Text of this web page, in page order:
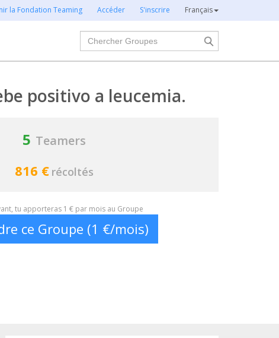
la Fondation Teaming Accéder S'inscrire Français
Chercher
positivo a leucemia.
5 Teamers
816 € récoltés
tu apporteras 1 € par mois au Groupe
ce Groupe (1 €/mois)